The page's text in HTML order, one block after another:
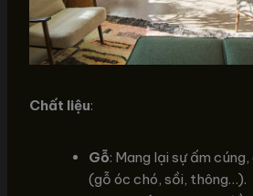
Chất liệu:
Gỗ: Mang lại sự ấm
(gỗ óc chó, sồi, thông…).